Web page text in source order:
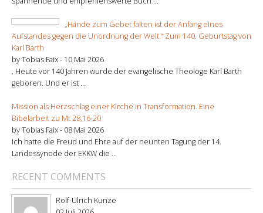
„Hände zum Gebet falten ist der Anfang eines
Aufstandes gegen die Unordnung der Welt.“ Zum 140. Geburtstag von
Karl Barth
by Tobias Faix - 10 Mai 2026
. Heute vor 140 Jahren wurde der evangelische Theologe Karl Barth
geboren. Und er ist ...
Mission als Herzschlag einer Kirche in Transformation. Eine
Bibelarbeit zu Mt 28,16-20
by Tobias Faix - 08 Mai 2026
Ich hatte die Freud und Ehre auf der neunten Tagung der 14.
Landessynode der EKKW die ...
RECENT COMMENTS
Rolf-Ulrich Kunze